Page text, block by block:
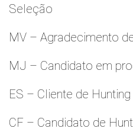
Seleção
MV – Agradecimento
MJ – Candidato em
ES – Cliente de Hunting
CF – Candidato de